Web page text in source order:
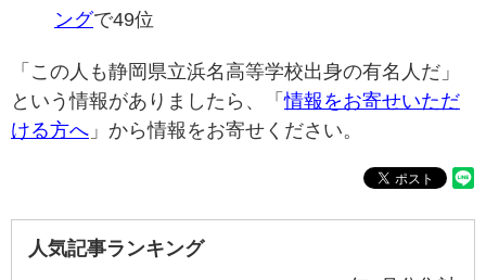
ングで49位
「この人も静岡県立浜名高等学校出身の有名人だ」
という情報がありましたら、「情報をお寄せいただ
ける方へ 」から情報をお寄せください。
人気記事ランキング